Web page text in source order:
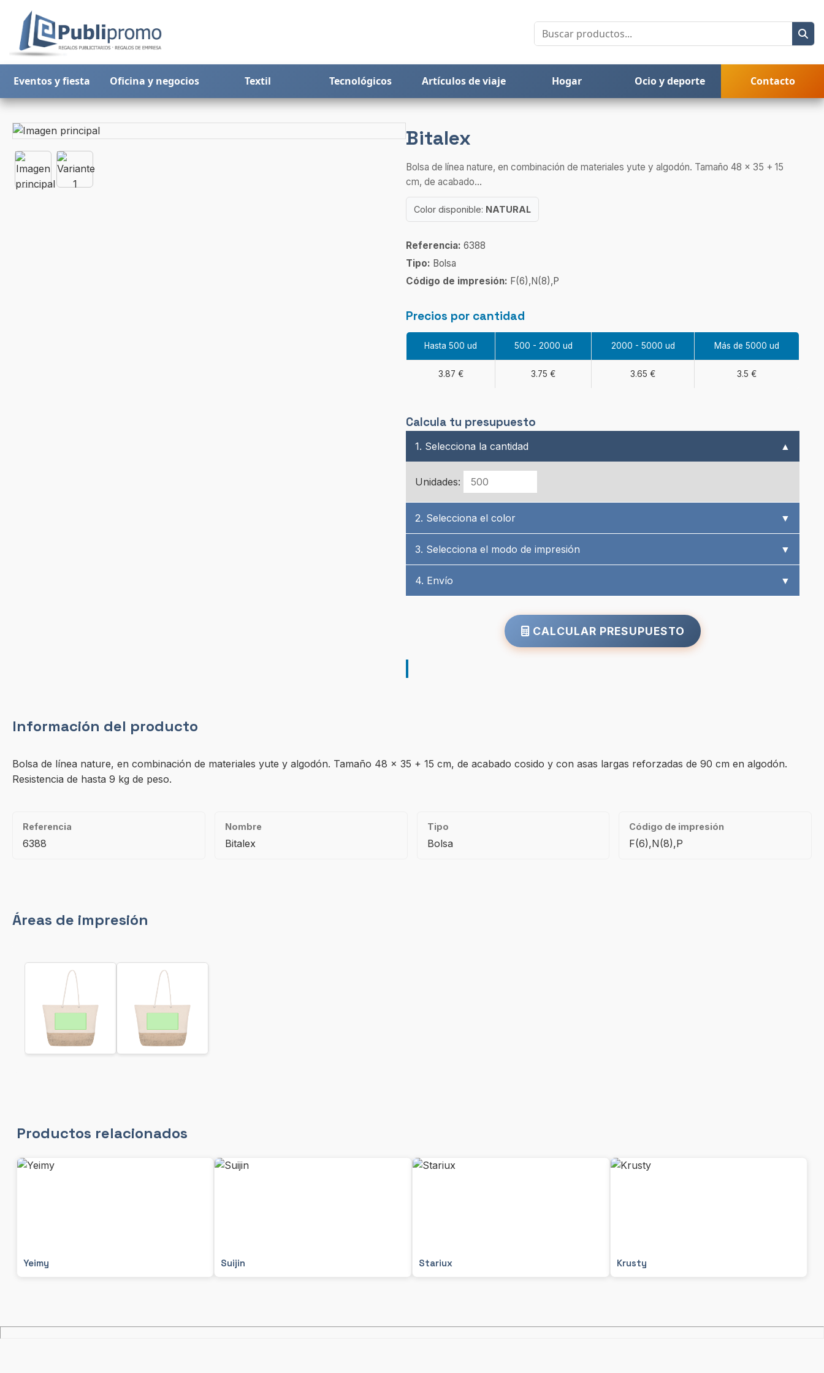
Eventos y fiesta Oficina y negocios Textil Tecnológicos Artículos de viaje Hogar Ocio y deporte Contacto
Bitalex
Bolsa de línea nature, en combinación de materiales yute y algodón. Tamaño 48 x 35 + 15
cm, de acabado...
Color disponible: NATURAL
Referencia: 6388
Tipo: Bolsa
Código de impresión: F(6),N(8),P
Precios por cantidad
Hasta 500 ud 500 - 2000 ud 2000 - 5000 ud Más de 5000 ud
3.87 € 3.75 € 3.65 € 3.5 €
Calcula tu presupuesto
1. Selecciona la cantidad ▲
Unidades:
2. Selecciona el color ▼
3. Selecciona el modo de impresión ▼
4. Envío ▼
CALCULAR PRESUPUESTO
Información del producto
Bolsa de línea nature, en combinación de materiales yute y algodón. Tamaño 48 x 35 + 15 cm, de acabado cosido y con asas largas reforzadas de 90 cm en algodón.
Resistencia de hasta 9 kg de peso.
Referencia
6388
Nombre
Bitalex
Tipo
Bolsa
Código de impresión
F(6),N(8),P
Áreas de impresión
Productos relacionados
Yeimy Suijin Stariux Krusty